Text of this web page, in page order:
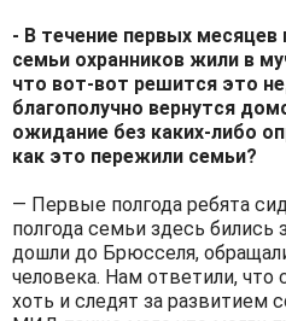
- В течение первых
семьи охранников жили в
что вот-вот решится это
благополучно вернутся
ожидание без каких-либо
как это пережили семьи?
— Первые полгода ребята
полгода семьи здесь
дошли до Брюсселя,
человека. Нам ответили, что
хоть и следят за развитием